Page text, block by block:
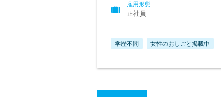
雇用形態
正社員
学歴不問 女性のおしごと掲載中